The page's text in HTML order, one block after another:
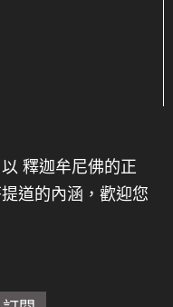
釋迦牟尼佛的正
道的內涵，歡迎您